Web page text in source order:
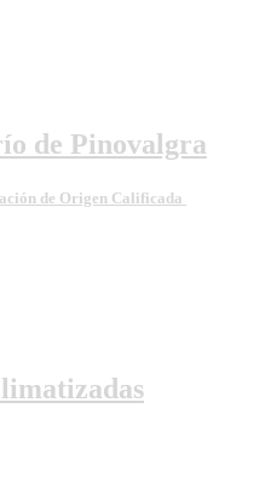
de Pinovalgra
de Origen Calificada